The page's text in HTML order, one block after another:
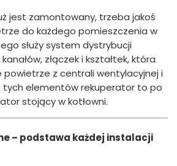
jest zamontowany, trzeba jakoś
do każdego pomieszczenia w
służy system dystrybucji
złączek i kształtek, która
powietrze z centrali wentylacyjnej i
tych elementów rekuperator to po
stojący w kotłowni.
– podstawa każdej instalacji